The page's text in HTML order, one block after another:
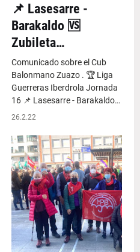
📌 Lasesarre -
Barakaldo 🆚️
Zubileta…
Comunicado sobre el Cub
Balonmano Zuazo . 🏆 Liga
Guerreras Iberdrola Jornada
16 📌 Lasesarre - Barakaldo…
26.2.22